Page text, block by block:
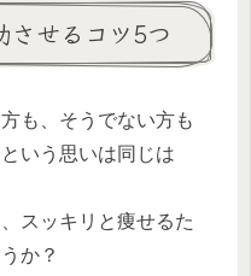
させるコツ5つ
も、そうでない方も
いう思いは同じは
スッキリと痩せるた
か？